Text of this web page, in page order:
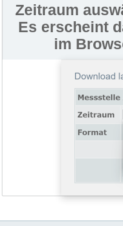
Zeitraum
Es erscheint
im